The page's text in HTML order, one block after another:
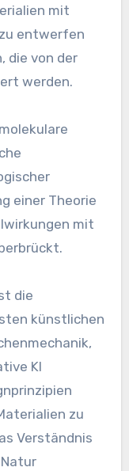
mit
entwerfen
die von der
werden.
einer Theorie
mit
die
künstlichen
KI
zu
Verständnis